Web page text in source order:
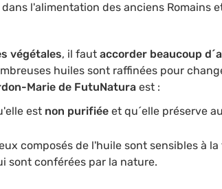
l'alimentation des anciens Romains
végétales, il faut accorder beaucoup
huiles sont raffinées pour
Marie de FutuNaturaest :
est non purifiée et qu´elle préserve
composés de l'huile sont sensibles à
sont conférées par la nature.